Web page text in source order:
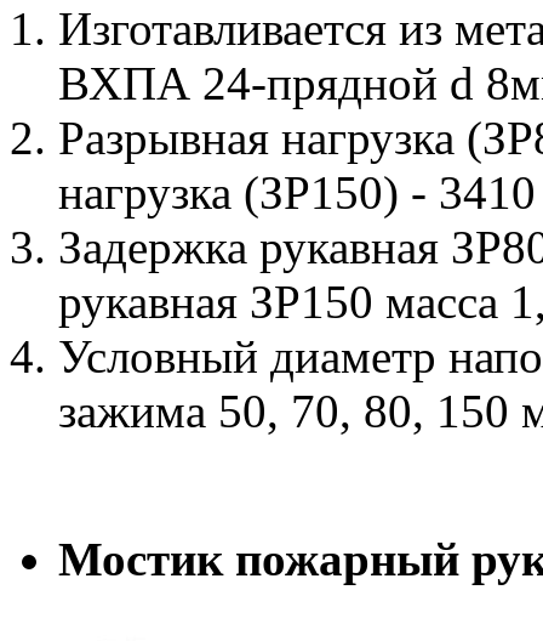
Изготавливается из
ВХПА 24-прядной d
Разрывная нагрузка
нагрузка (ЗР150) - 3410
Задержка рукавная
рукавная ЗР150 масса
Условный диаметр
зажима 50, 70, 80, 150
Мостик пожарный